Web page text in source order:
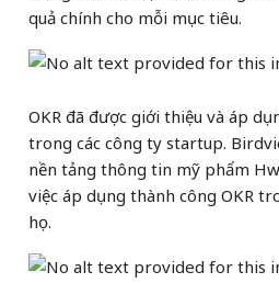
quả chính cho mỗi mục tiêu.
OKR đã được giới thiệu và áp
trong các công ty startup.
nền tảng thông tin mỹ phẩm
việc áp dụng thành công OKR
họ.